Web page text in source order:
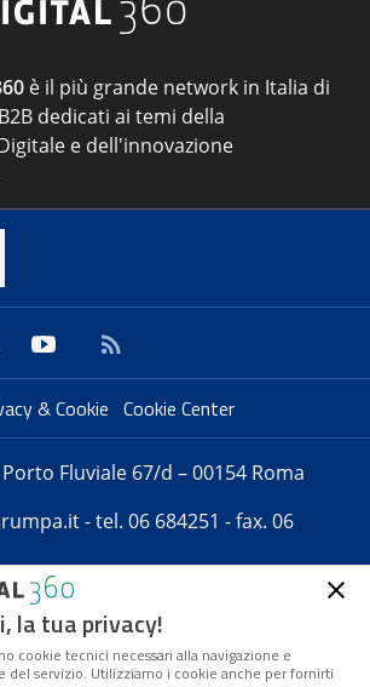
è il più grande network in Italia di
dedicati ai temi della
e dell'innovazione
& Cookie Cookie Center
Fluviale 67/d – 00154 Roma
- tel. 06 684251 - fax. 06
pubblicazione telematica iscritta
stampa del Tribunale di Roma -
2008 - Direttore resp. Michela
la tua privacy!
cookie tecnici necessari alla navigazione e
del servizio. Utilizziamo i cookie anche per fornirti